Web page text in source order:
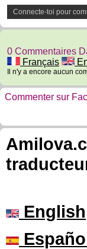
Connecte-toi pour
0 Commentaires
Français
Il n'y a encore aucun
Commenter sur
English